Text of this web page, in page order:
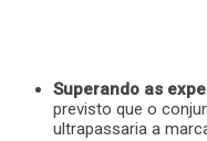
Superando as
previsto que o
ultrapassaria a